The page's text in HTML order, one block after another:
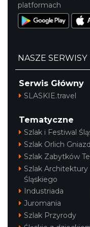
platformach
NASZE SERWISY
Serwis Główny
SLASKIE.travel
Tematyczne
Szlak i Festiwal
Szlak Orlich Gniazd
Szlak Zabytków
Szlak
Śląskiego
Industriada
Juromania
Szlak Przyrody